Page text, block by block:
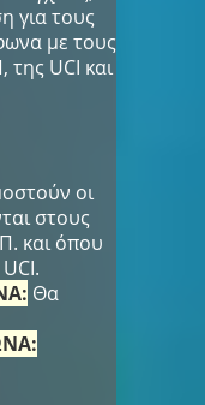
για τους
με τους
UCI και
οι
στους
και όπου
Θα